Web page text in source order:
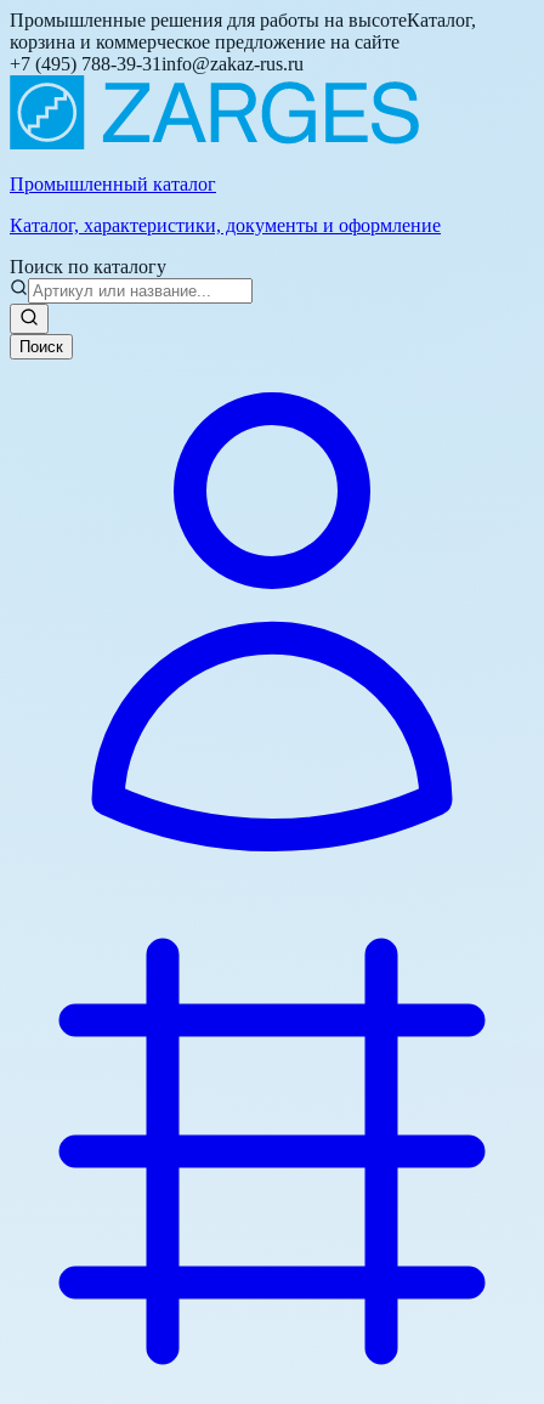
Промышленные решения для работы на высотеКаталог,
корзина и коммерческое предложение на сайте
+7 (495) 788-39-31info@zakaz-rus.ru
Промышленный каталог
Каталог, характеристики, документы и оформление
Поиск по каталогу
Поиск